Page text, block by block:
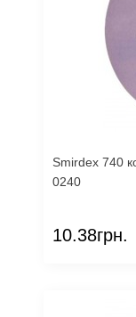
Smirdex 740
0240
10.38грн.